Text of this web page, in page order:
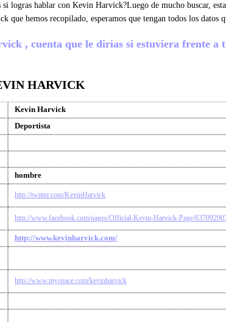
logras hablar con Kevin Harvick?Luego de mucho buscar,
que hemos recopilado, esperamos que tengan todos los datos
, cuenta que le dirias si estuviera frente a
HARVICK
Kevin Harvick
Deportista
hombre
http://twitter.com/KevinHarvick
http://www.facebook.com/pages/Official-Kevin-Harvick-Page/
http://www.kevinharvick.com/
http://www.myspace.com/kevinharvick